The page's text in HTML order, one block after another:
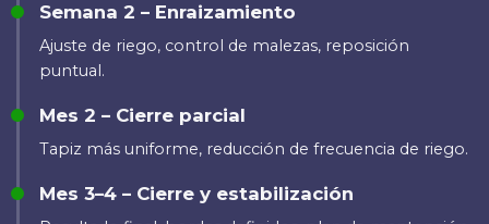
Semana 2 – Enraizamiento
Ajuste de riego, control de malezas, reposición
puntual.
Mes 2 – Cierre parcial
Tapiz más uniforme, reducción de frecuencia de riego.
Mes 3–4 – Cierre y estabilización